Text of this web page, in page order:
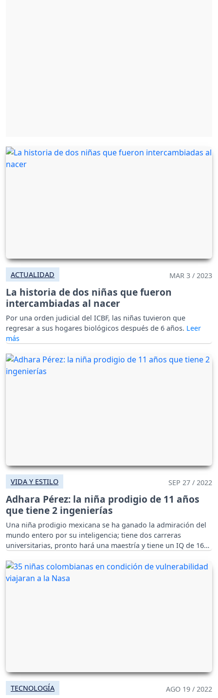
ACTUALIDAD MAR 3 / 2023
La historia de dos niñas que fueron
intercambiadas al nacer
Por una orden judicial del ICBF, las niñas tuvieron que
regresar a sus hogares biológicos después de 6 años.
VIDA Y ESTILO SEP 27 / 2022
Adhara Pérez: la niña prodigio de 11 años
que tiene 2 ingenierías
Una niña prodigio mexicana se ha ganado la admiración del
mundo entero por su inteligencia; tiene dos carreras
universitarias, pronto hará una maestría y tiene un IQ de 162.
TECNOLOGÍA AGO 19 / 2022